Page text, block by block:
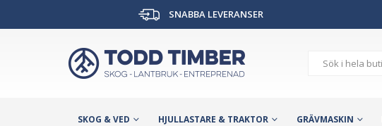
SNABBA LEVERANSER
SKOG & VED HJULLASTARE & TRAKTOR GRÄVMASKIN